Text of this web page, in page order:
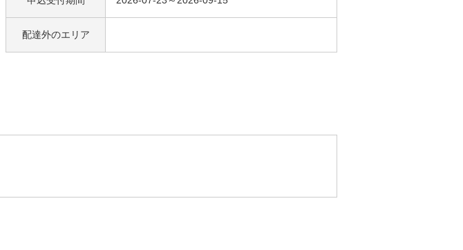
配達外のエリア